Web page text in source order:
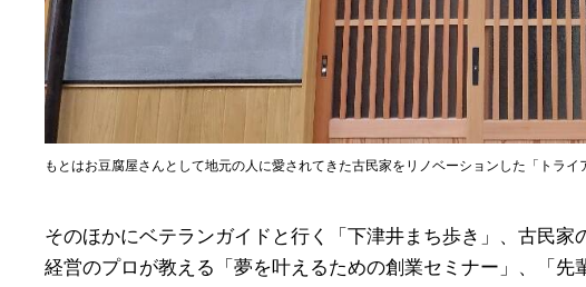
もとはお豆腐屋さんとして地元の人に愛されてきた古民家をリノベーションした「トラ
そのほかにベテランガイドと行く「下津井まち歩き」、古民家
経営のプロが教える「夢を叶えるための創業セミナー」、「